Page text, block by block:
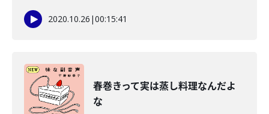
2020.10.26 |00:15:41
春巻きって実は蒸し料理なんだよ
な